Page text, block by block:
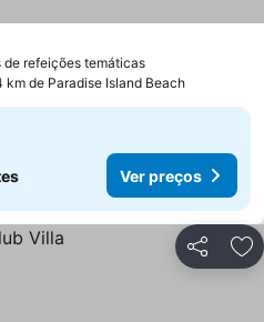
de refeições temáticas
km de Paradise Island Beach
Ver preços
Partilhar